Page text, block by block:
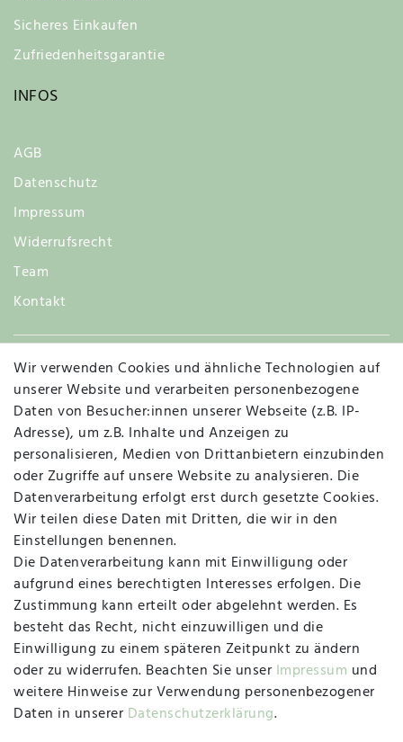
Sicheres Einkaufen
Zufriedenheitsgarantie
INFOS
AGB
Datenschutz
Impressum
Widerrufsrecht
Team
Kontakt
Widerruf
Vertrag widerrufen Kontakt
MAPALI VOR ORT
Herzogstraße 10
47533 Kleve
Montag, Dienstag, Donnerstag, Freitag
09:00 Uhr bis 13:00 Uhr
Mittwoch
09:00 Uhr bis 12:00 Uhr
Wir verwenden Cookies und ähnliche Technologien auf
unserer Website und verarbeiten personenbezogene
Daten von Besucher:innen unserer Webseite (z.B. IP-
Adresse), um z.B. Inhalte und Anzeigen zu
personalisieren, Medien von Drittanbietern einzubinden
oder Zugriffe auf unsere Website zu analysieren. Die
Datenverarbeitung erfolgt erst durch gesetzte Cookies.
Wir teilen diese Daten mit Dritten, die wir in den
Einstellungen benennen.
Die Datenverarbeitung kann mit Einwilligung oder
aufgrund eines berechtigten Interesses erfolgen. Die
Zustimmung kann erteilt oder abgelehnt werden. Es
besteht das Recht, nicht einzuwilligen und die
Einwilligung zu einem späteren Zeitpunkt zu ändern
oder zu widerrufen. Beachten Sie unser Impressum und
weitere Hinweise zur Verwendung personenbezogener
Daten in unserer Daten­schutz­erklärung.